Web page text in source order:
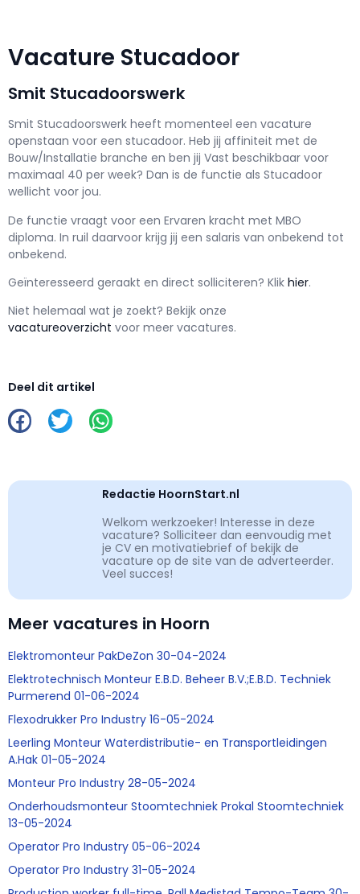
Vacature Stucadoor
Smit Stucadoorswerk
Smit Stucadoorswerk heeft momenteel een vacature
openstaan voor een stucadoor. Heb jij affiniteit met de
Bouw/Installatie branche en ben jij Vast beschikbaar voor
maximaal 40 per week? Dan is de functie als Stucadoor
wellicht voor jou.
De functie vraagt voor een Ervaren kracht met MBO
diploma. In ruil daarvoor krijg jij een salaris van onbekend tot
onbekend.
Geïnteresseerd geraakt en direct solliciteren? Klik hier.
Niet helemaal wat je zoekt? Bekijk onze
vacatureoverzicht voor meer vacatures.
Deel dit artikel
Redactie HoornStart.nl
Welkom werkzoeker! Interesse in deze
vacature? Solliciteer dan eenvoudig met
je CV en motivatiebrief of bekijk de
vacature op de site van de adverteerder.
Veel succes!
Meer vacatures in Hoorn
Elektromonteur PakDeZon 30-04-2024
Elektrotechnisch Monteur E.B.D. Beheer B.V.;E.B.D. Techniek
Purmerend 01-06-2024
Flexodrukker Pro Industry 16-05-2024
Leerling Monteur Waterdistributie- en Transportleidingen
A.Hak 01-05-2024
Monteur Pro Industry 28-05-2024
Onderhoudsmonteur Stoomtechniek Prokal Stoomtechniek
13-05-2024
Operator Pro Industry 05-06-2024
Operator Pro Industry 31-05-2024